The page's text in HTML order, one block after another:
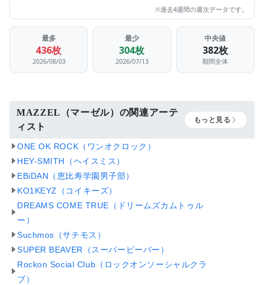
※過去4週間の週次データです。
最多
436枚
2026/08/03
最少
304枚
2026/07/13
中央値
382枚
期間全体
MAZZEL（マーゼル）の関連アーテ
ィスト
もっと見る
ONE OK ROCK（ワンオクロック）
HEY-SMITH（ヘイスミス）
EBiDAN（恵比寿学園男子部）
KO1KEYZ（コイキーズ）
DREAMS COME TRUE（ドリームズカムトゥル
ー）
Suchmos（サチモス）
SUPER BEAVER（スーパービーバー）
Rockon Social Club（ロックオンソーシャルクラ
ブ）